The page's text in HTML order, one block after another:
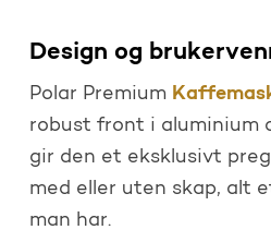
Design og
Polar Premium
robust front i aluminium
gir den et eksklusivt
med eller uten skap, alt
man har.